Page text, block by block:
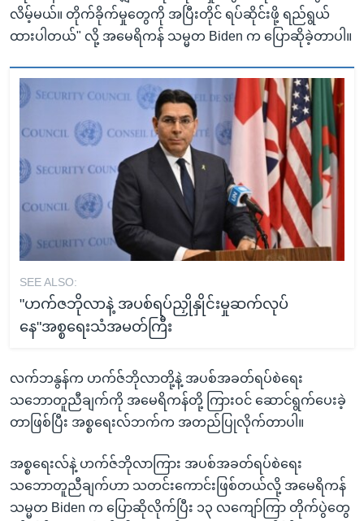
လိမ့်မယ်။ တိုက်ခိုက်မှုတွေကို အပြီးတိုင် ရပ်ဆိုင်းဖို့ ရည်ရွယ်
ထားပါတယ်" လို့ အမေရိကန် သမ္မတ Biden က ပြောဆိုခဲ့တာပါ။
SEE ALSO:
"ဟက်ဇဘိုလာနဲ့ အပစ်ရပ်ညှိုနှိုင်းမှုဆက်လုပ်
နေ"အစ္စရေးသံအမတ်ကြီး
လက်ဘနွန်က ဟက်ဇ်ဘိုလာတို့နဲ့ အပစ်အခတ်ရပ်စဲရေး
သဘောတူညီချက်ကို အမေရိကန်တို့ ကြားဝင် ဆောင်ရွက်ပေးခဲ့
တာဖြစ်ပြီး အစ္စရေးလ်ဘက်က အတည်ပြုလိုက်တာပါ။
အစ္စရေးလ်နဲ့ ဟက်ဇ်ဘိုလာကြား အပစ်အခတ်ရပ်စဲရေး
သဘောတူညီချက်ဟာ သတင်းကောင်းဖြစ်တယ်လို့ အမေရိကန်
သမ္မတ Biden က ပြောဆိုလိုက်ပြီး ၁၃ လကျော်ကြာ တိုက်ပွဲတွေ